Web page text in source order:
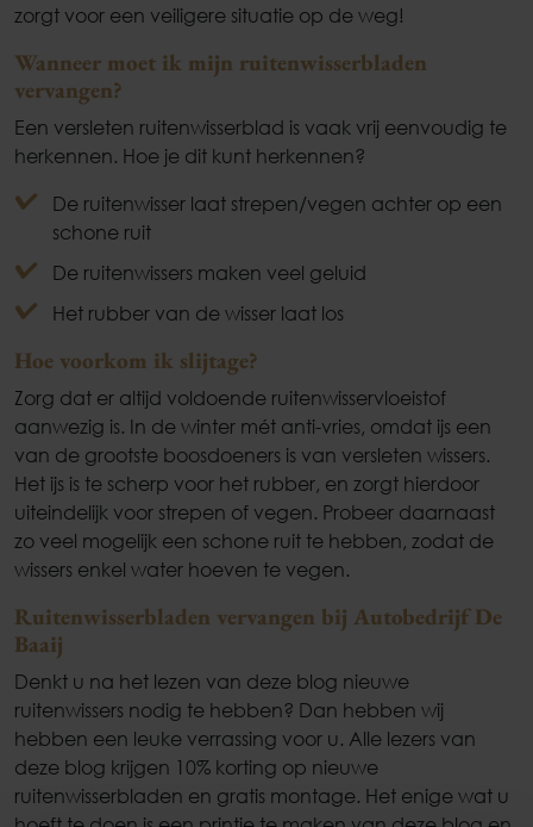
zorgt voor een veiligere situatie op de weg!
Wanneer moet ik mijn ruitenwisserbladen
vervangen?
Een versleten ruitenwisserblad is vaak vrij eenvoudig te
herkennen. Hoe je dit kunt herkennen?
De ruitenwisser laat strepen/vegen achter op een
schone ruit
De ruitenwissers maken veel geluid
Het rubber van de wisser laat los
Hoe voorkom ik slijtage?
Zorg dat er altijd voldoende ruitenwisservloeistof
aanwezig is. In de winter mét anti-vries, omdat ijs een
van de grootste boosdoeners is van versleten wissers.
Het ijs is te scherp voor het rubber, en zorgt hierdoor
uiteindelijk voor strepen of vegen. Probeer daarnaast
zo veel mogelijk een schone ruit te hebben, zodat de
wissers enkel water hoeven te vegen.
Ruitenwisserbladen vervangen bij Autobedrijf De
Baaij
Denkt u na het lezen van deze blog nieuwe
ruitenwissers nodig te hebben? Dan hebben wij
hebben een leuke verrassing voor u. Alle lezers van
deze blog krijgen 10% korting op nieuwe
ruitenwisserbladen en gratis montage. Het enige wat u